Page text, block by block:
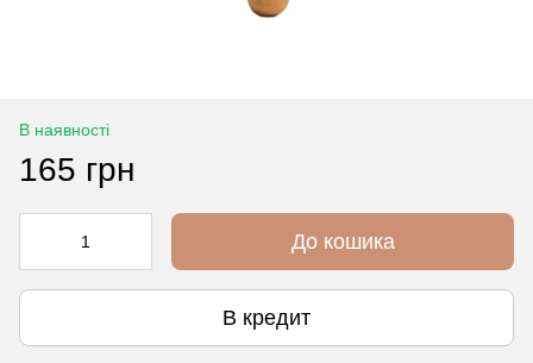
В наявності
165 грн
До кошика
В кредит